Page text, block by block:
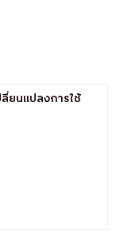
ยนแปลงการใช้